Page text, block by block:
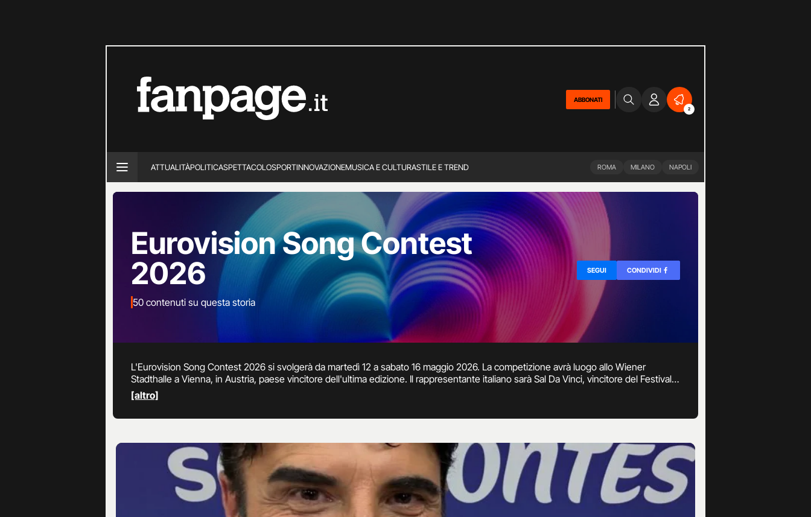
ABBONATI
2
ATTUALITÀPOLITICASPETTACOLOSPORTINNOVAZIONEMUSICA E CULTURASTILE E TREND ROMA MILANO NAPOLI
Eurovision Song Contest
2026
50 contenuti su questa storia
SEGUI CONDIVIDI
L'Eurovision Song Contest 2026 si svolgerà da martedì 12 a sabato 16 maggio 2026. La competizione avrà luogo allo Wiener
Stadthalle a Vienna, in Austria, paese vincitore dell'ultima edizione. Il rappresentante italiano sarà Sal Da Vinci, vincitore del Festival
di Sanremo 2026 con la canzone Per sempre si. A rappresentare San Marino, invece, Sehit. Le sue semifinali saranno trasmesse su
Rai 2 in prima serata mentre la finale andrà in onda su Rai 1.
[altro]